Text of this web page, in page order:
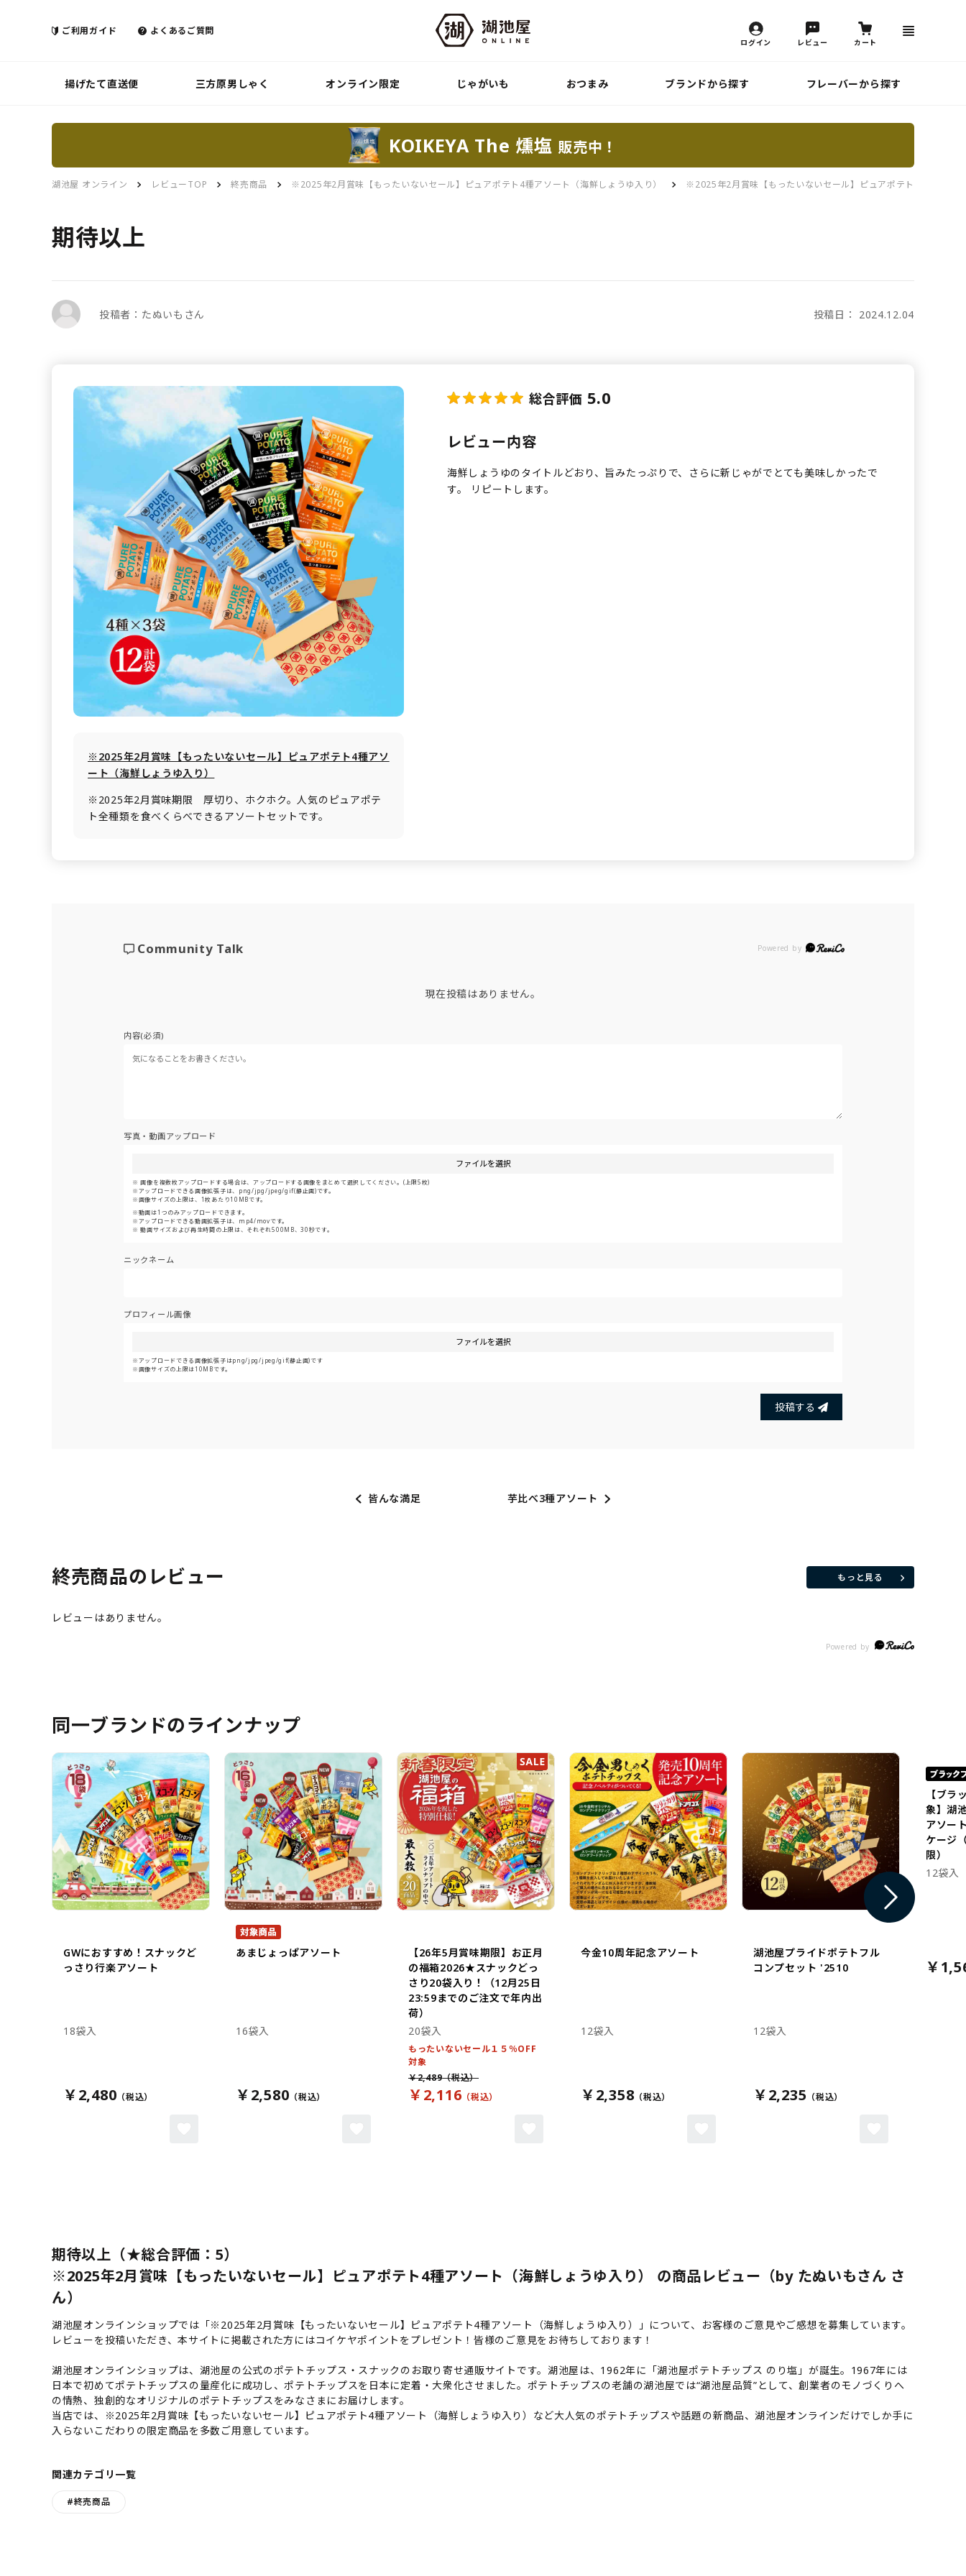
ご利用ガイド よくあるご質問
ログイン レビュー カート
揚げたて直送便 三方原男しゃく オンライン限定 じゃがいも おつまみ ブランドから探す フレーバーから探す
KOIKEYA The 燻塩 販売中！
湖池屋 オンライン レビューTOP 終売商品 ※2025年2月賞味【もったいないセール】ピュアポテト4種アソート（海鮮しょうゆ入り） ※2025年2月賞味【もったいないセール】ピュアポテト4種アソー
期待以上
投稿者：たぬいもさん 投稿日： 2024.12.04
※2025年2月賞味【もったいないセール】ピュアポテト4種アソ
ート（海鮮しょうゆ入り）
※2025年2月賞味期限 厚切り、ホクホク。人気のピュアポテ
ト全種類を食べくらべできるアソートセットです。
総合評価 5.0
レビュー内容
海鮮しょうゆのタイトルどおり、旨みたっぷりで、さらに新じゃがでとても美味しかったで
す。 リピートします。
Powered by
Community Talk
現在投稿はありません。
内容(必須)
写真・動画アップロード
ファイルを選択
画像を複数枚アップロードする場合は、アップロードする画像をまとめて選択してください。(上限5枚)
アップロードできる画像拡張子は、png/jpg/jpeg/gif(静止画)です。
画像サイズの上限は、1枚あたり10MBです。
動画は1つのみアップロードできます。
アップロードできる動画拡張子は、mp4/movです。
動画サイズおよび再生時間の上限は、それぞれ500MB、30秒です。
ニックネーム
プロフィール画像
ファイルを選択
アップロードできる画像拡張子はpng/jpg/jpeg/gif(静止画)です
画像サイズの上限は10MBです。
投稿する
皆んな満足 芋比べ3種アソート
終売商品のレビュー もっと見る
同一ブランドのラインナップ
GWにおすすめ！スナックど
っさり行楽アソート
18袋入
￥2,480
あまじょっぱアソート
16袋入
￥2,580
【26年5月賞味期限】お正月
の福箱2026★スナックどっ
さり20袋入り！（12月25日
23:59までのご注文で年内出
荷）
20袋入
もったいないセール１５％OFF
対象
￥2,116
￥2,489
今金10周年記念アソート
12袋入
￥2,358
湖池屋プライドポテトフル
コンプセット '2510
12袋入
￥2,235
【ブラ
象】湖
アソー
ケージ
限）
12袋入
￥
期待以上（★総合評価：5）
※2025年2月賞味【もったいないセール】ピュアポテト4種アソート（海鮮しょうゆ入り） の商品レビュー（by たぬいもさん さ
ん）
湖池屋オンラインショップでは「※2025年2月賞味【もったいないセール】ピュアポテト4種アソート（海鮮しょうゆ入り）」について、お客様のご意見やご感想を募集しています。
レビューを投稿いただき、本サイトに掲載された方にはコイケヤポイントをプレゼント！皆様のご意見をお待ちしております！
湖池屋オンラインショップは、湖池屋の公式のポテトチップス・スナックのお取り寄せ通販サイトです。湖池屋は、1962年に「湖池屋ポテトチップス のり塩」が誕生。1967年には
日本で初めてポテトチップスの量産化に成功し、ポテトチップスを日本に定着・大衆化させました。ポテトチップスの老舗の湖池屋では“湖池屋品質”として、創業者のモノづくりへ
の情熱、独創的なオリジナルのポテトチップスをみなさまにお届けします。
当店では、※2025年2月賞味【もったいないセール】ピュアポテト4種アソート（海鮮しょうゆ入り）など大人気のポテトチップスや話題の新商品、湖池屋オンラインだけでしか手に
入らないこだわりの限定商品を多数ご用意しています。
関連カテゴリ一覧
#終売商品